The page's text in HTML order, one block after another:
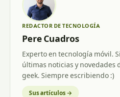
REDACTOR DE TECNOLOGÍA
Pere Cuadros
Experto en tecnología móvil.
últimas noticias y novedades
geek. Siempre escribiendo :)
Sus artículos →